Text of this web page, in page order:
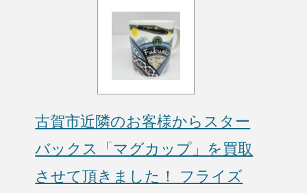
古賀市近隣のお客様からスター
バックス「マグカップ」を買取
させて頂きました！ フライズ